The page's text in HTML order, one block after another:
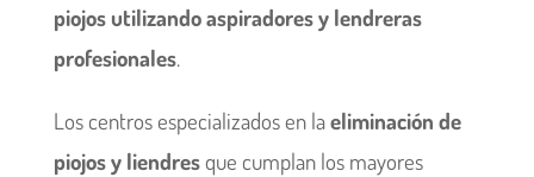
piojos utilizando aspiradores y lendreras
profesionales.
Los centros especializados en laeliminación de
piojos y liendresque cumplan los mayores